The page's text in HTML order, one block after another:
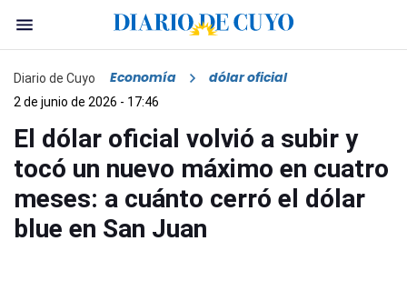
Diario de Cuyo Economía dólar oficial
2 de junio de 2026 - 17:46
El dólar oficial volvió a subir y
tocó un nuevo máximo en cuatro
meses: a cuánto cerró el dólar
blue en San Juan